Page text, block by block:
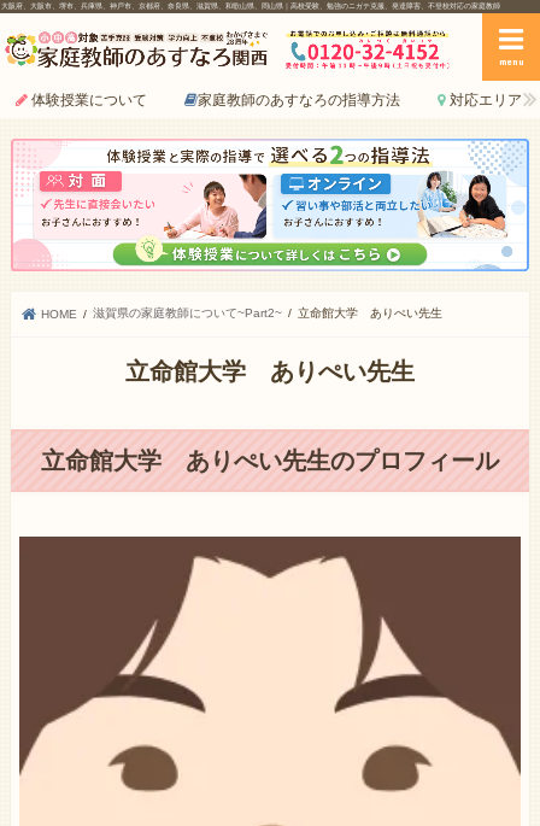
大阪府、大阪市、堺市、兵庫県、神戸市、京都府、奈良県、滋賀県、和歌山県、岡山県｜高校受験、勉強のニガテ克服、発達障害、不登校対応の家庭教師
menu
体験授業について 家庭教師のあすなろの指導方法 対応エリア
HOME 滋賀県の家庭教師について~Part2~ 立命館大学 ありぺい先生
立命館大学 ありぺい先生
立命館大学 ありぺい先生のプロフィール